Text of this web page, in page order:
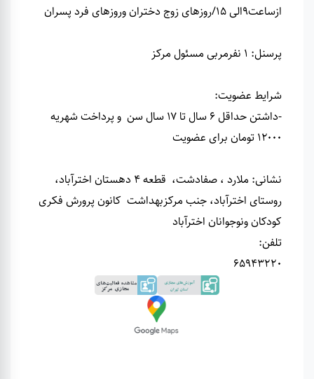
ازساعت9الی 15/روزهای زوج دختران وروزهای فرد پسران
پرسنل: 1 نفرمربی مسئول مرکز
شرایط عضویت:
-داشتن حداقل ۶ سال تا ۱۷ سال سن و پرداخت شهریه
۱۲۰۰۰ تومان برای عضویت
نشانی:
ملارد ، صفادشت، قطعه 4 دهستان اخترآباد،
روستای اخترآباد، جنب مرکزبهداشت کانون پرورش فکری
کودکان ونوجوانان اخترآباد
تلفن:
65943220